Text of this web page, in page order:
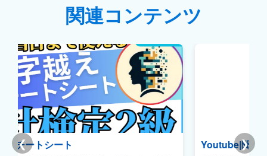
関連コンテンツ
❮ ❯
Youtube|聞き流しデータサイエンス